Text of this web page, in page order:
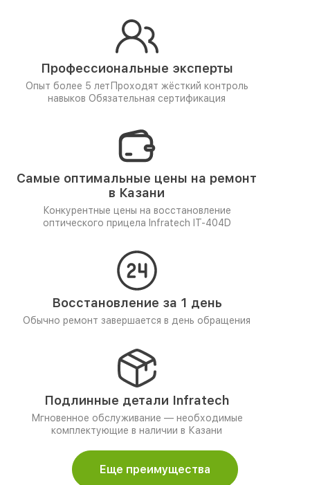
Профессиональные эксперты
Опыт более 5 лет Проходят жёсткий контроль
навыков Обязательная сертификация
Самые оптимальные цены на ремонт
в Казани
Конкурентные цены на восстановление
оптического прицела Infratech IT-404D
Восстановление за 1 день
Обычно ремонт завершается в день обращения
Подлинные детали Infratech
Мгновенное обслуживание — необходимые
комплектующие в наличии в Казани
Еще преимущества